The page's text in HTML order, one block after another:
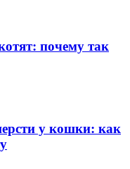
почему так
у кошки: как